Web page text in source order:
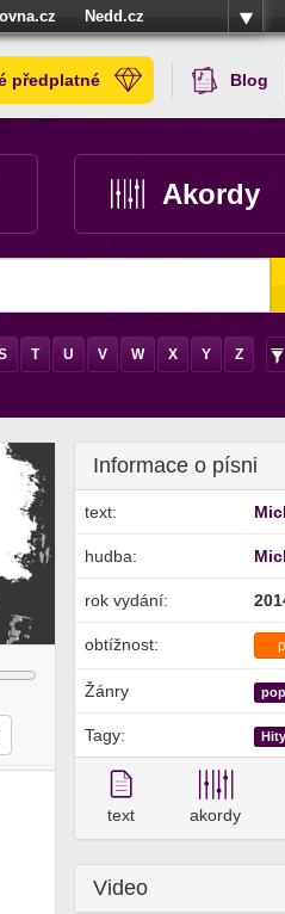
Nedd.cz
předplatné Blog
Akordy
T U V W X Y Z
Informace o písni
text:
hudba:
rok vydání:
obtížnost:
Žánry pop
Tagy:
text akordy
Video